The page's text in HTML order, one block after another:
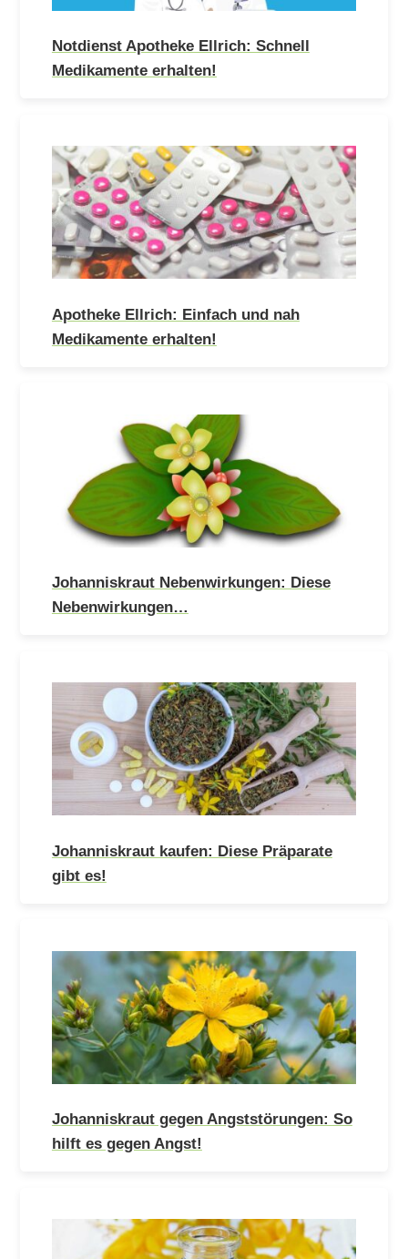
Notdienst Apotheke Ellrich: Schnell
Medikamente erhalten!
Apotheke Ellrich: Einfach und nah
Medikamente erhalten!
Johanniskraut Nebenwirkungen: Diese
Nebenwirkungen…
Johanniskraut kaufen: Diese Präparate
gibt es!
Johanniskraut gegen Angststörungen: So
hilft es gegen Angst!